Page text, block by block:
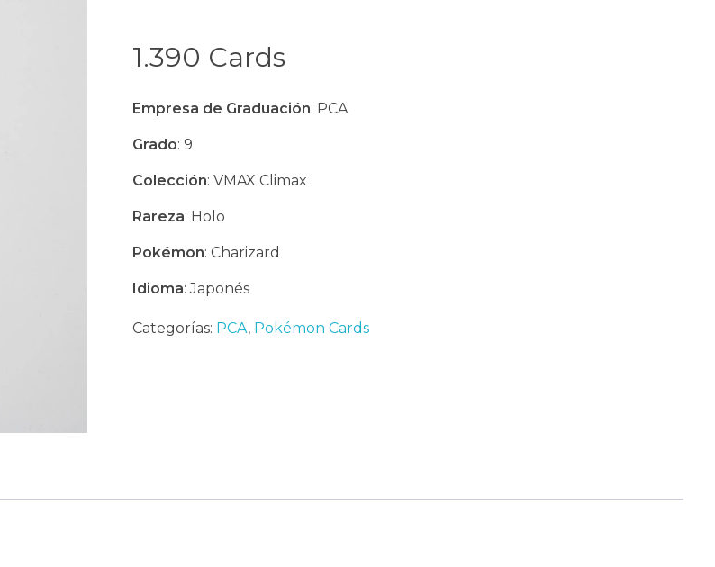
1.390 Cards
Empresa de Graduación: PCA
Grado: 9
Colección: VMAX Climax
Rareza: Holo
Pokémon: Charizard
Idioma: Japonés
Categorías: PCA, Pokémon Cards